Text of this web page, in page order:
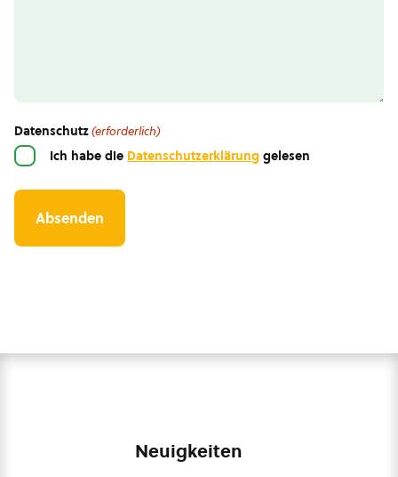
Datenschutz(erforderlich)
Ich habe die Datenschutzerklärung gelesen
Neuigkeiten